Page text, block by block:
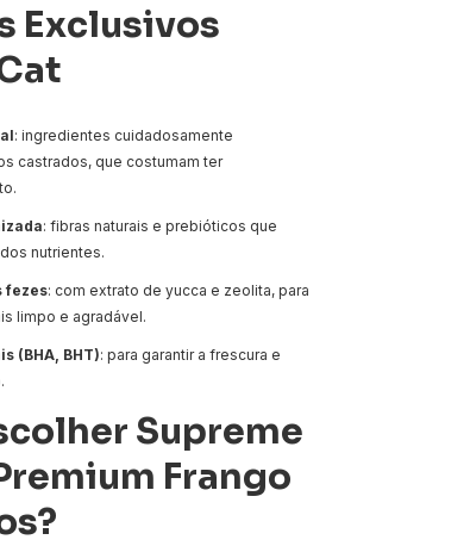
Exclusivos
: ingredientes cuidadosamente
castrados, que costumam ter
: fibras naturais e prebióticos que
nutrientes.
fezes: com extrato de yucca e zeolita, para
limpo e agradável.
(BHA, BHT): para garantir a frescura e
Supreme
Frango